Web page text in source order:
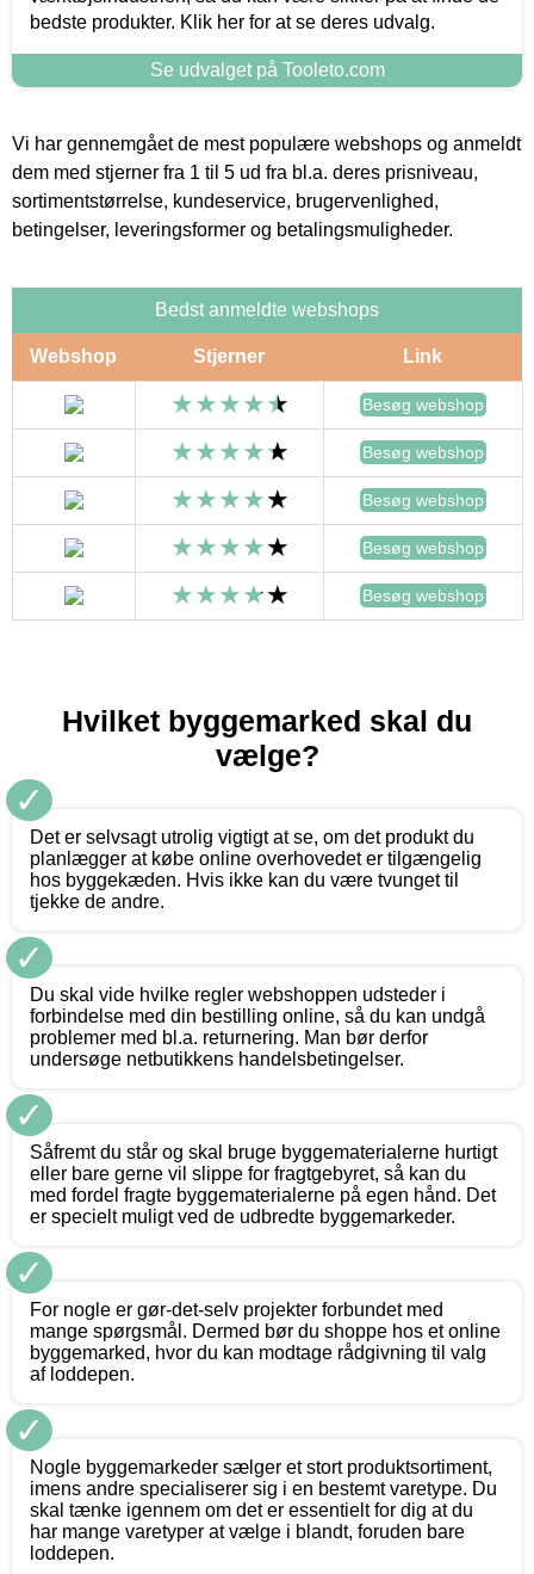
bedste produkter. Klik her for at se deres udvalg.
Se udvalget på Tooleto.com
Vi har gennemgået de mest populære webshops og anmeldt
dem med stjerner fra 1 til 5 ud fra bl.a. deres prisniveau,
sortimentstørrelse, kundeservice, brugervenlighed,
betingelser, leveringsformer og betalingsmuligheder.
Bedst anmeldte webshops
Webshop Stjerner Link
Besøg webshop
Besøg webshop
Besøg webshop
Besøg webshop
Besøg webshop
Hvilket byggemarked skal du
vælge?
✓
Det er selvsagt utrolig vigtigt at se, om det produkt du
planlægger at købe online overhovedet er tilgængelig
hos byggekæden. Hvis ikke kan du være tvunget til
tjekke de andre.
✓
Du skal vide hvilke regler webshoppen udsteder i
forbindelse med din bestilling online, så du kan undgå
problemer med bl.a. returnering. Man bør derfor
undersøge netbutikkens handelsbetingelser.
✓
Såfremt du står og skal bruge byggematerialerne hurtigt
eller bare gerne vil slippe for fragtgebyret, så kan du
med fordel fragte byggematerialerne på egen hånd. Det
er specielt muligt ved de udbredte byggemarkeder.
✓
For nogle er gør-det-selv projekter forbundet med
mange spørgsmål. Dermed bør du shoppe hos et online
byggemarked, hvor du kan modtage rådgivning til valg
af loddepen.
✓
Nogle byggemarkeder sælger et stort produktsortiment,
imens andre specialiserer sig i en bestemt varetype. Du
skal tænke igennem om det er essentielt for dig at du
har mange varetyper at vælge i blandt, foruden bare
loddepen.